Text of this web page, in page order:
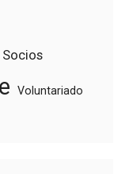
Socios
Voluntariado